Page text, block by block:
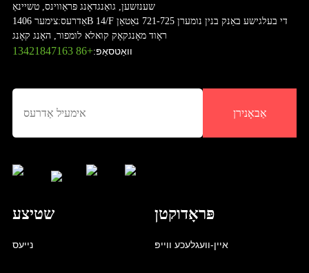
שענזשען, גואַנגדאָנג פּראַווינס, טשיינאַ
אַדרעס:
צימער 1406B 14/F די בעלגישע באַנק בנין נומערן 721-725 נאַטאַן
ראָוד מאָנגקאָק קואלא לומפור, האָנג קאָנג
וואַטסאַפּ:+86 13421847163
אַבאָנירן
שטיצע
נייעס
פּראָדוקטן
איין-וועגלעכע ווייפּ